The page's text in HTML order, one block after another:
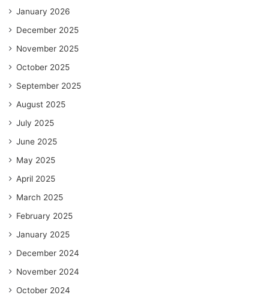
January 2026
December 2025
November 2025
October 2025
September 2025
August 2025
July 2025
June 2025
May 2025
April 2025
March 2025
February 2025
January 2025
December 2024
November 2024
October 2024